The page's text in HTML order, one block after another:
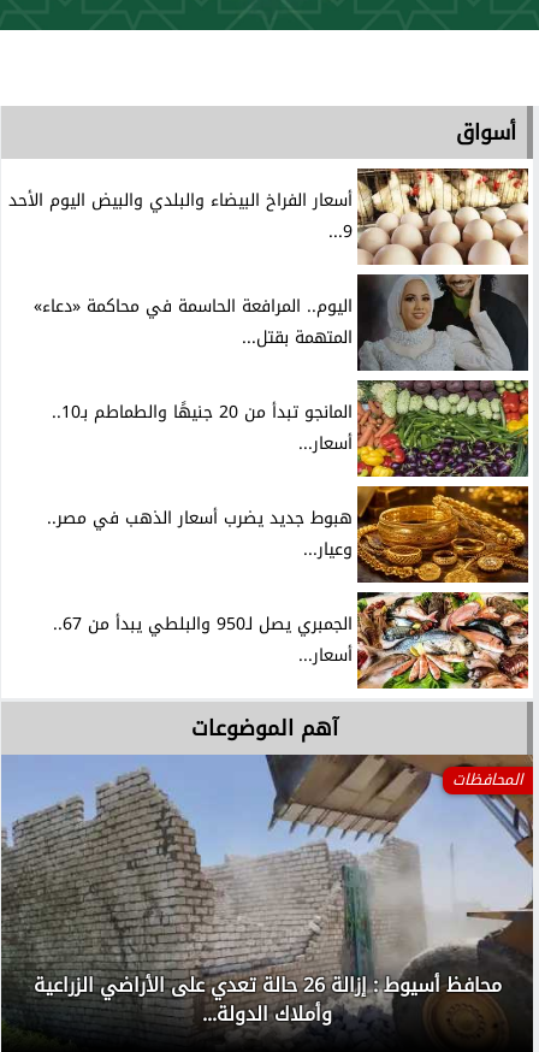
أسواق
أسعار الفراخ البيضاء والبلدي والبيض اليوم الأحد
9...
اليوم.. المرافعة الحاسمة في محاكمة «دعاء»
المتهمة بقتل...
المانجو تبدأ من 20 جنيهًا والطماطم بـ10..
أسعار...
هبوط جديد يضرب أسعار الذهب في مصر..
وعيار...
الجمبري يصل لـ950 والبلطي يبدأ من 67..
أسعار...
آهم الموضوعات
المحافظات
محافظ أسيوط : إزالة 26 حالة تعدي على الأراضي الزراعية
وأملاك الدولة...